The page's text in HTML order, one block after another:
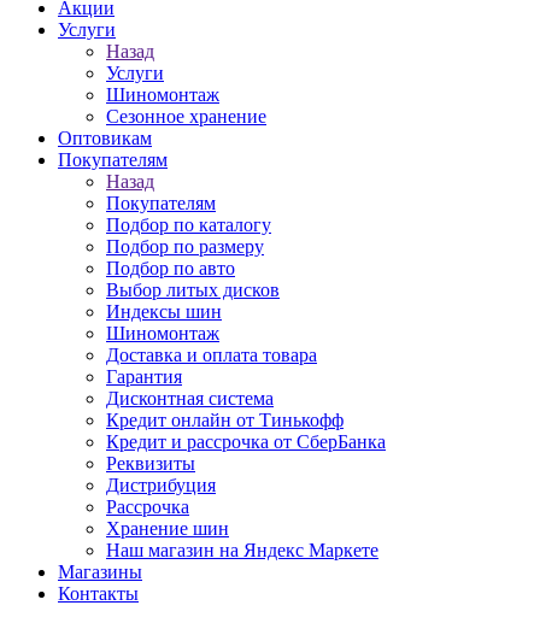
Акции
Услуги
Назад
Услуги
Шиномонтаж
Сезонное хранение
Оптовикам
Покупателям
Назад
Покупателям
Подбор по каталогу
Подбор по размеру
Подбор по авто
Выбор литых дисков
Индексы шин
Шиномонтаж
Доставка и оплата товара
Гарантия
Дисконтная система
Кредит онлайн от Тинькофф
Кредит и рассрочка от СберБанка
Реквизиты
Дистрибуция
Рассрочка
Хранение шин
Наш магазин на Яндекс Маркете
Магазины
Контакты